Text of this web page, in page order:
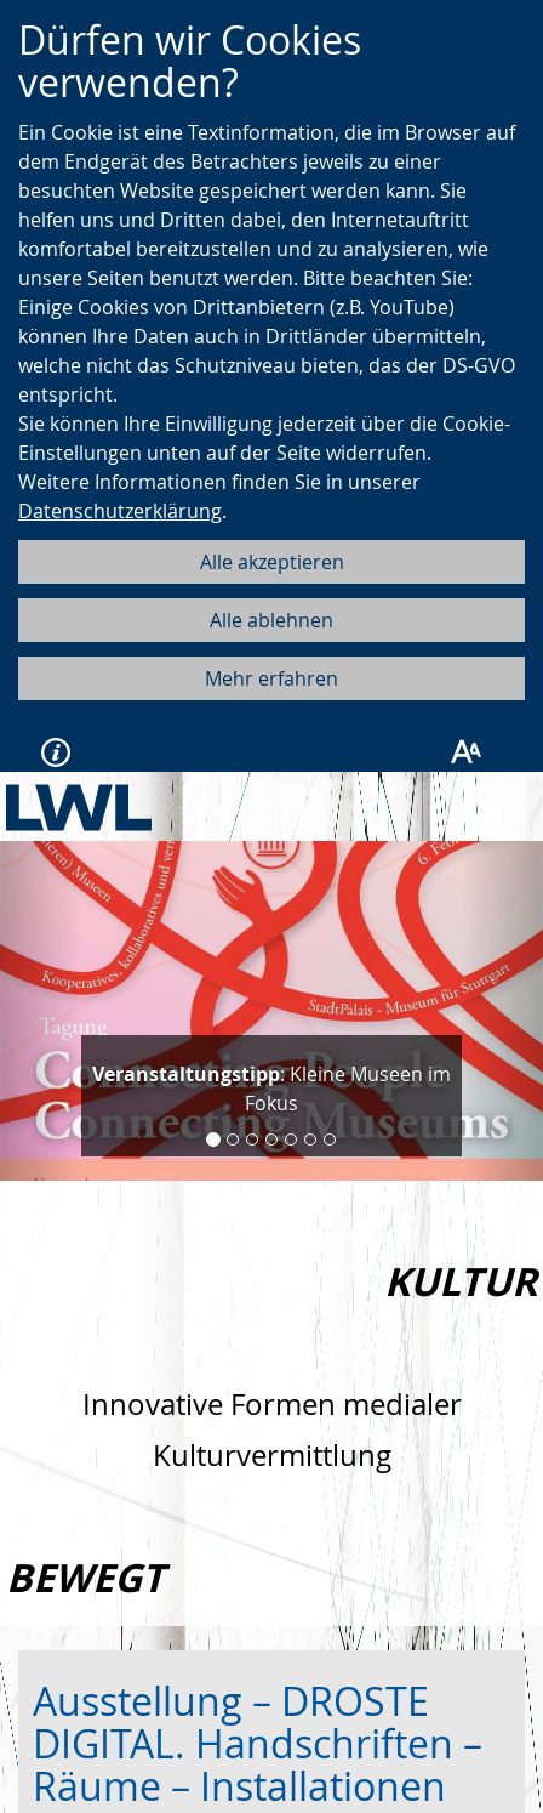
Zur
Hauptnavigation
Zur
Seitennavigation
Zum
Inhalt
Dürfen wir Cookies
verwenden?
Ein Cookie ist eine Textinformation, die im Browser auf
dem Endgerät des Betrachters jeweils zu einer
besuchten Website gespeichert werden kann. Sie
helfen uns und Dritten dabei, den Internetauftritt
komfortabel bereitzustellen und zu analysieren, wie
unsere Seiten benutzt werden. Bitte beachten Sie:
Einige Cookies von Drittanbietern (z.B. YouTube)
können Ihre Daten auch in Drittländer übermitteln,
welche nicht das Schutzniveau bieten, das der DS-GVO
entspricht.
Sie können Ihre Einwilligung jederzeit über die Cookie-
Einstellungen unten auf der Seite widerrufen.
Weitere Informationen finden Sie in unserer
Datenschutzerklärung.
Alle akzeptieren
Alle ablehnen
Mehr erfahren
Veranstaltungstipp: Kleine Museen im
Fokus
Vorherige
KULTUR
Innovative Formen medialer
Kulturvermittlung
BEWEGT
Ausstellung – DROSTE
DIGITAL. Handschriften –
Räume – Installationen